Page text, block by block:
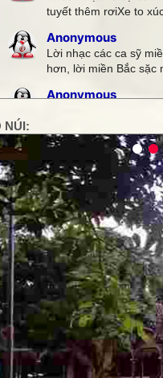
tuyết thêm rơiXe to xúc
Anonymous
Lời nhạc các ca sỹ
hơn, lời miền Bắc sặc
Anonymous
Anonymous
tôi thấy nó khá là hay
Thiết bị âm thanh
hoa dã quỳ rất đẹp
Loa hội trường
thơ rất hay
Xem thêm bình luận
NÚI: